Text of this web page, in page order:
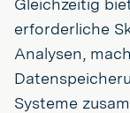
Gleichzeitig
erforderliche
Analysen,
Systeme